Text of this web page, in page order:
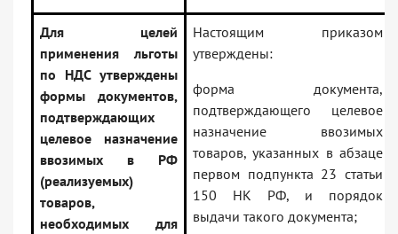
Для целей
применения льготы
по НДС утверждены
формы документов,
подтверждающих
целевое назначение
ввозимых в РФ
(реализуемых)
товаров,
необходимых для
Настоящим приказом
утверждены:
форма документа,
подтверждающего целевое
назначение ввозимых
товаров, указанных в абзаце
первом подпункта 23 статьи
150 НК РФ, и порядок
выдачи такого документа;